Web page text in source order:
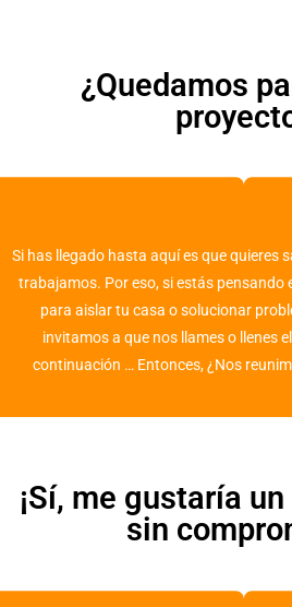
¿Quedamos
Si has llegado hasta aquí es que quieres
trabajamos. Por eso, si estás pensando
para aislar tu casa o solucionar
invitamos a que nos llames o llenes
continuación … Entonces, ¿Nos
¡Sí, me gustaría
sin